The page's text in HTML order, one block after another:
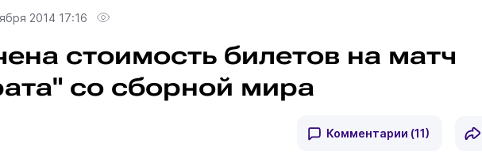
2014 17:16
стоимость билетов на матч
со сборной мира
Комментарии (11)